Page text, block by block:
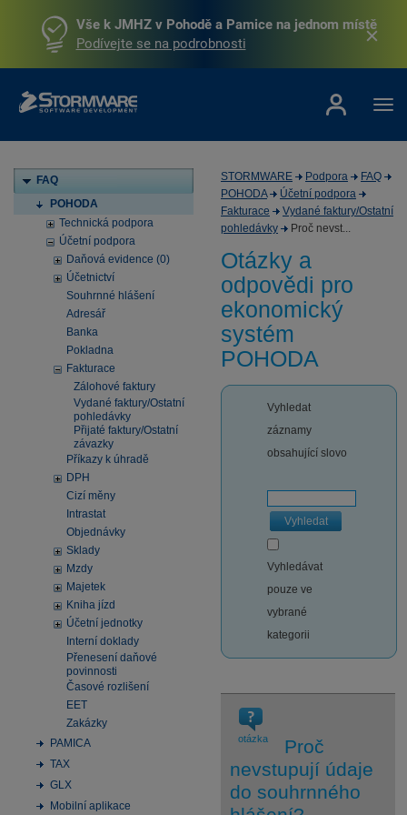
Vše k JMHZ v Pohodě a Pamice na jednom místě
Podívejte se na podrobnosti
FAQ
POHODA
Technická podpora
Účetní podpora
Daňová evidence (0)
Účetnictví
Souhrnné hlášení
Adresář
Banka
Pokladna
Fakturace
Zálohové faktury
Vydané faktury/Ostatní
pohledávky
Přijaté faktury/Ostatní
závazky
Příkazy k úhradě
DPH
Cizí měny
Intrastat
Objednávky
Sklady
Mzdy
Majetek
Kniha jízd
Účetní jednotky
Interní doklady
Přenesení daňové
povinnosti
Časové rozlišení
EET
Zakázky
PAMICA
TAX
GLX
Mobilní aplikace
STORMWARE Podpora
FAQ
POHODA
Účetní podpora
Fakturace
Vydané faktury/Ostatní
pohledávky
Proč nevst...
Otázky a
odpovědi pro
ekonomický
systém
POHODA
Vyhledat
záznamy
obsahující slovo
Vyhledat
Vyhledávat
pouze ve
vybrané
kategorii
otázka
Proč
nevstupují údaje
do souhrnného